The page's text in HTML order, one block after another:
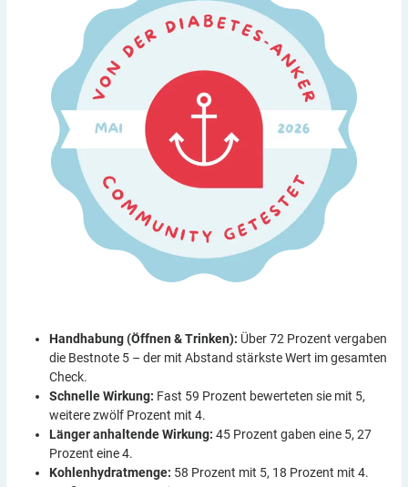
Handhabung (Öffnen & Trinken): Über 72 Prozent vergaben
die Bestnote 5 – der mit Abstand stärkste Wert im gesamten
Check.
Schnelle Wirkung: Fast 59 Prozent bewerteten sie mit 5,
weitere zwölf Prozent mit 4.
Länger anhaltende Wirkung: 45 Prozent gaben eine 5, 27
Prozent eine 4.
Kohlenhydratmenge: 58 Prozent mit 5, 18 Prozent mit 4.